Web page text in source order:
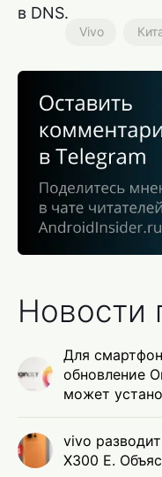
в DNS.
Vivo
Новости
Для
обновление
может
vivo
X300 E.